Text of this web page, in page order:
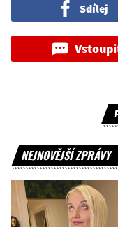
Sdílej
NEJNOVĚJŠÍ ZPRÁVY